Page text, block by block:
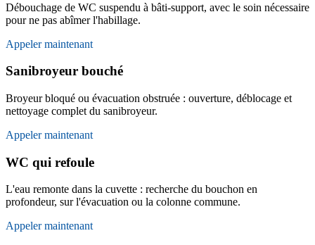
Débouchage de WC suspendu à bâti-support, avec le soin nécessaire
pour ne pas abîmer l'habillage.
Appeler maintenant
Sanibroyeur bouché
Broyeur bloqué ou évacuation obstruée : ouverture, déblocage et
nettoyage complet du sanibroyeur.
Appeler maintenant
WC qui refoule
L'eau remonte dans la cuvette : recherche du bouchon en
profondeur, sur l'évacuation ou la colonne commune.
Appeler maintenant